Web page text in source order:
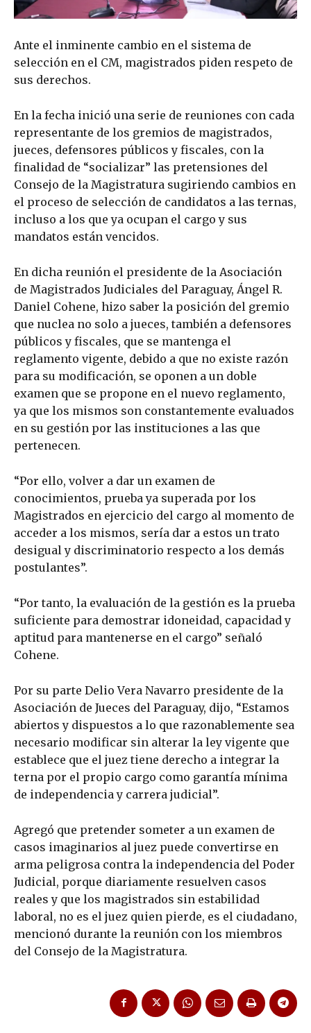
Ante el inminente cambio en el sistema de
selección en el CM, magistrados piden respeto de
sus derechos.
En la fecha inició una serie de reuniones con cada
representante de los gremios de magistrados,
jueces, defensores públicos y fiscales, con la
finalidad de “socializar” las pretensiones del
Consejo de la Magistratura sugiriendo cambios en
el proceso de selección de candidatos a las ternas,
incluso a los que ya ocupan el cargo y sus
mandatos están vencidos.
En dicha reunión el presidente de la Asociación
de Magistrados Judiciales del Paraguay, Ángel R.
Daniel Cohene, hizo saber la posición del gremio
que nuclea no solo a jueces, también a defensores
públicos y fiscales, que se mantenga el
reglamento vigente, debido a que no existe razón
para su modificación, se oponen a un doble
examen que se propone en el nuevo reglamento,
ya que los mismos son constantemente evaluados
en su gestión por las instituciones a las que
pertenecen.
“Por ello, volver a dar un examen de
conocimientos, prueba ya superada por los
Magistrados en ejercicio del cargo al momento de
acceder a los mismos, sería dar a estos un trato
desigual y discriminatorio respecto a los demás
postulantes”.
“Por tanto, la evaluación de la gestión es la prueba
suficiente para demostrar idoneidad, capacidad y
aptitud para mantenerse en el cargo” señaló
Cohene.
Por su parte Delio Vera Navarro presidente de la
Asociación de Jueces del Paraguay, dijo, “Estamos
abiertos y dispuestos a lo que razonablemente sea
necesario modificar sin alterar la ley vigente que
establece que el juez tiene derecho a integrar la
terna por el propio cargo como garantía mínima
de independencia y carrera judicial”.
Agregó que pretender someter a un examen de
casos imaginarios al juez puede convertirse en
arma peligrosa contra la independencia del Poder
Judicial, porque diariamente resuelven casos
reales y que los magistrados sin estabilidad
laboral, no es el juez quien pierde, es el ciudadano,
mencionó durante la reunión con los miembros
del Consejo de la Magistratura.